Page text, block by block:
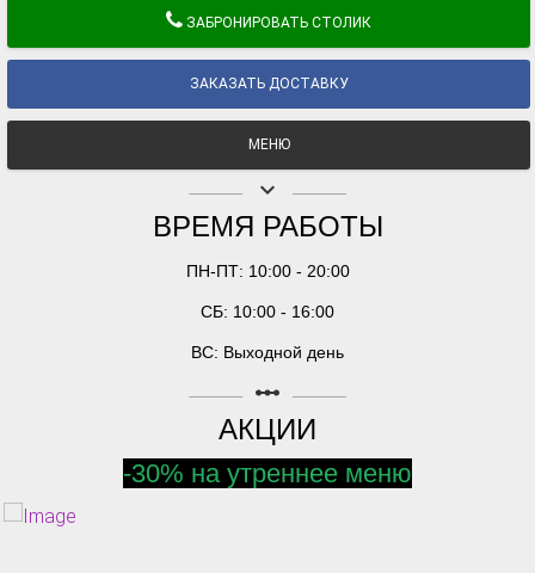
ЗАБРОНИРОВАТЬ СТОЛИК
ЗАКАЗАТЬ ДОСТАВКУ
МЕНЮ
keyboard_arrow_down
ВРЕМЯ РАБОТЫ
ПН-ПТ: 10:00 - 20:00
СБ: 10:00 - 16:00
ВС: Выходной день
linear_scale
АКЦИИ
-30% на утреннее меню